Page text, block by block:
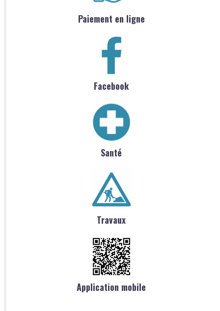
Paiement en ligne
Facebook
Santé
Travaux
Application mobile